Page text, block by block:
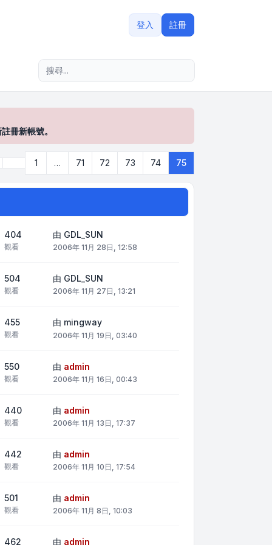
登入 註冊
冊新帳號。
75頁 (共 頁)
上一頁1 … 71 72 73 74 75
404
觀看
由 GDL_SUN
2006年 11月 28日, 12:58
504
觀看
由 GDL_SUN
2006年 11月 27日, 13:21
455
觀看
由 mingway
2006年 11月 19日, 03:40
550
觀看
由 admin
2006年 11月 16日, 00:43
440
觀看
由 admin
2006年 11月 13日, 17:37
442
觀看
由 admin
2006年 11月 10日, 17:54
501
觀看
由 admin
2006年 11月 8日, 10:03
462 由 admin